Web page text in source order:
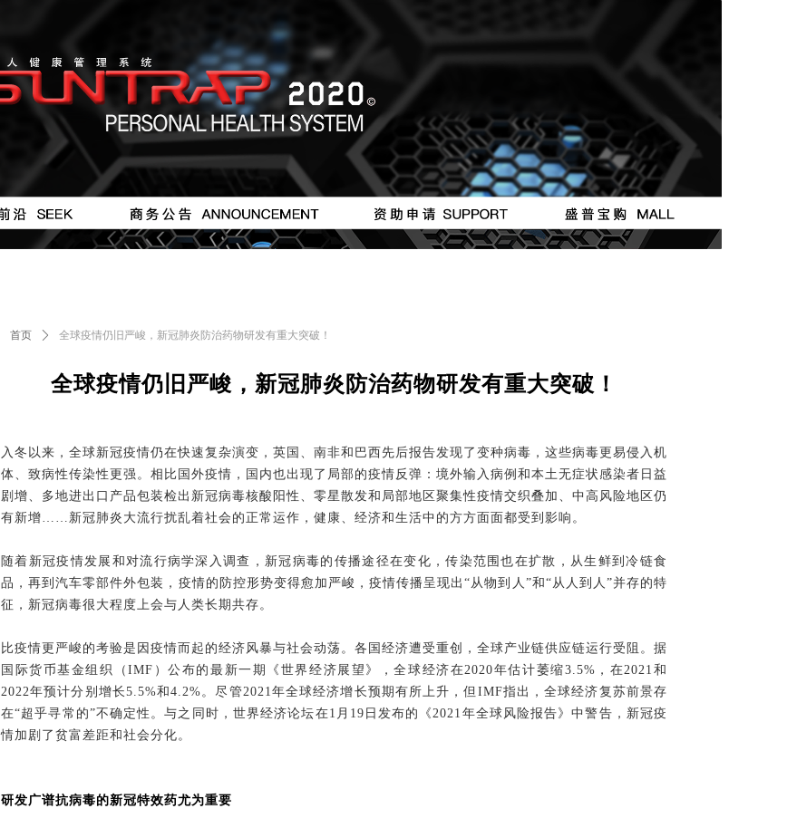
按钮 按钮 按钮
#
全球疫情仍旧严峻，新冠肺炎防治药物研发有重大突破！
入冬以来，全球新冠疫情仍在快速复杂演变，英国、南非和巴西先后报告发现了变种病毒，这些病毒更易侵入机
体、致病性传染性更强。相比国外疫情，国内也出现了局部的疫情反弹：境外输入病例和本土无症状感染者日益
剧增、多地进出口产品包装检出新冠病毒核酸阳性、零星散发和局部地区聚集性疫情交织叠加、中高风险地区仍
有新增……新冠肺炎大流行扰乱着社会的正常运作，健康、经济和生活中的方方面面都受到影响。
随着新冠疫情发展和对流行病学深入调查，新冠病毒的传播途径在变化，传染范围也在扩散，从生鲜到冷链食
品，再到汽车零部件外包装，疫情的防控形势变得愈加严峻，疫情传播呈现出“从物到人”和“从人到人”并存的特
征，新冠病毒很大程度上会与人类长期共存。
比疫情更严峻的考验是因疫情而起的经济风暴与社会动荡。各国经济遭受重创，全球产业链供应链运行受阻。据
国际货币基金组织（IMF）公布的最新一期《世界经济展望》，全球经济在2020年估计萎缩3.5%，在2021和
2022年预计分别增长5.5%和4.2%。尽管2021年全球经济增长预期有所上升，但IMF指出，全球经济复苏前景存
在“超乎寻常的”不确定性。与之同时，世界经济论坛在1月19日发布的《2021年全球风险报告》中警告，新冠疫
情加剧了贫富差距和社会分化。
研发广谱抗病毒的新冠特效药尤为重要
首页 ꄲ 全球疫情仍旧严峻，新冠肺炎防治药物研发有重大突破！